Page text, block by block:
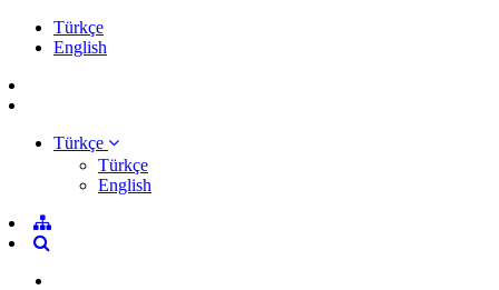
Türkçe
English
Türkçe
Türkçe
English